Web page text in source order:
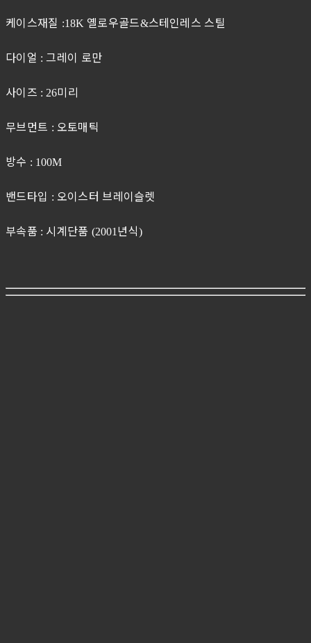
케이스재질 :18K 옐로우골드&스테인레스 스틸
다이얼 : 그레이 로만
사이즈 : 26미리
무브먼트 : 오토매틱
방수 : 100M
밴드타입 : 오이스터 브레이슬렛
부속품 : 시계단품 (2001 년식)